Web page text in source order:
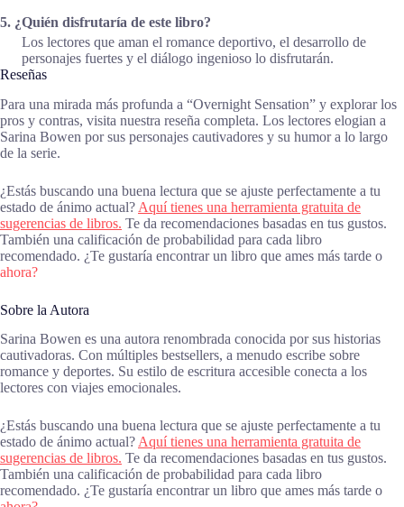
5. ¿Quién disfrutaría de este libro?
Los lectores que aman el romance deportivo, el desarrollo de
personajes fuertes y el diálogo ingenioso lo disfrutarán.
Reseñas
Para una mirada más profunda a “Overnight Sensation” y explorar los
pros y contras, visita nuestra reseña completa. Los lectores elogian a
Sarina Bowen por sus personajes cautivadores y su humor a lo largo
de la serie.
¿Estás buscando una buena lectura que se ajuste perfectamente a tu
estado de ánimo actual? Aquí tienes una herramienta gratuita de
sugerencias de libros. Te da recomendaciones basadas en tus gustos.
También una calificación de probabilidad para cada libro
recomendado. ¿Te gustaría encontrar un libro que ames más tarde o
ahora?
Sobre la Autora
Sarina Bowen es una autora renombrada conocida por sus historias
cautivadoras. Con múltiples bestsellers, a menudo escribe sobre
romance y deportes. Su estilo de escritura accesible conecta a los
lectores con viajes emocionales.
¿Estás buscando una buena lectura que se ajuste perfectamente a tu
estado de ánimo actual? Aquí tienes una herramienta gratuita de
sugerencias de libros. Te da recomendaciones basadas en tus gustos.
También una calificación de probabilidad para cada libro
recomendado. ¿Te gustaría encontrar un libro que ames más tarde o